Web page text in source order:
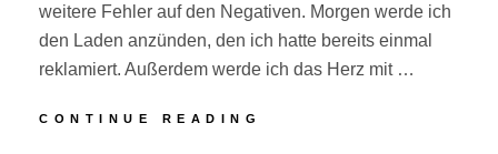
weitere Fehler auf den Negativen. Morgen werde ich
den Laden anzünden, den ich hatte bereits einmal
reklamiert. Außerdem werde ich das Herz mit …
CONTINUE READING